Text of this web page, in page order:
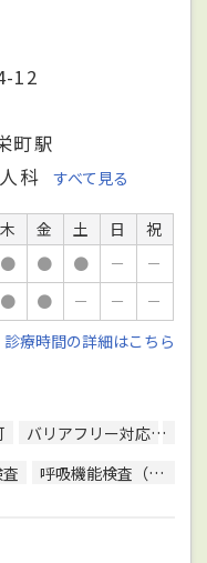
12
町駅
科 すべて見る
木 金 土 日
祝
● ● ● －
－
● ● － －
－
診療時間の詳細はこちら
バリアフリー対応
呼吸機能検査（スパイロメトリー）